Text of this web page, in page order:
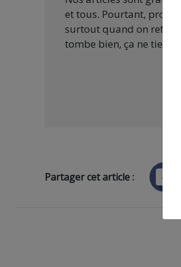
et tous. Pourtant,
surtout quand on refuse
tombe bien, ça ne tient
Partager cet article :